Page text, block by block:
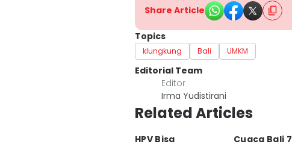
Share Article
Topics
klungkung Bali UMKM
Editorial Team
Editor
Irma Yudistirani
Related Articles
HPV Bisa Cuaca Bali 7